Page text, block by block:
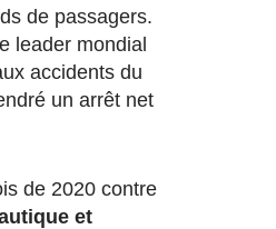
de passagers.
leader mondial
accidents du
un arrêt net
de 2020 contre
et